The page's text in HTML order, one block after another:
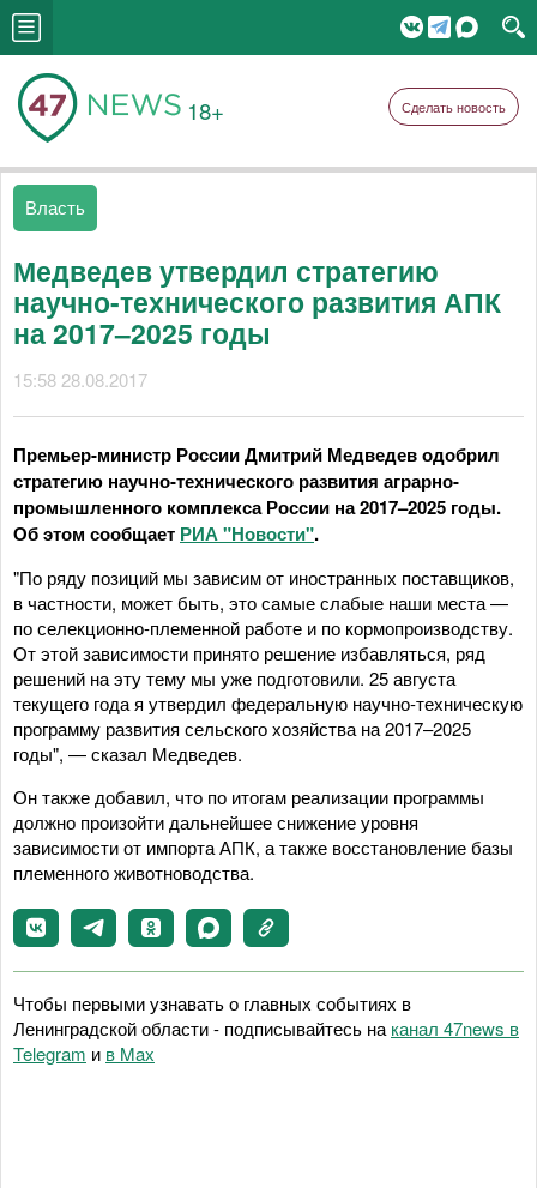
18+ Сделать новость
Власть
Медведев утвердил стратегию
научно-технического развития АПК
на 2017–2025 годы
15:58 28.08.2017
Премьер-министр России Дмитрий Медведев одобрил
стратегию научно-технического развития аграрно-
промышленного комплекса России на 2017–2025 годы.
Об этом сообщает РИА "Новости".
"По ряду позиций мы зависим от иностранных поставщиков,
в частности, может быть, это самые слабые наши места —
по селекционно-племенной работе и по кормопроизводству.
От этой зависимости принято решение избавляться, ряд
решений на эту тему мы уже подготовили. 25 августа
текущего года я утвердил федеральную научно-техническую
программу развития сельского хозяйства на 2017–2025
годы", — сказал Медведев.
Он также добавил, что по итогам реализации программы
должно произойти дальнейшее снижение уровня
зависимости от импорта АПК, а также восстановление базы
племенного животноводства.
Чтобы первыми узнавать о главных событиях в
Ленинградской области - подписывайтесь на канал 47news в
Telegram и в Maх